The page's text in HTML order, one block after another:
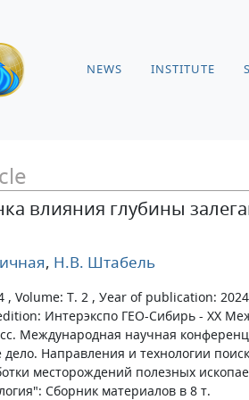
NEWS INSTITUTE
влияния глубины
, Н.В. Штабель
, Volume: Т. 2 , Уear of publication: 2024
Интерэкспо ГЕО-Сибирь - XX
Международная научная
дело. Направления и технологии
месторождений полезных
Сборник материалов в 8 т.